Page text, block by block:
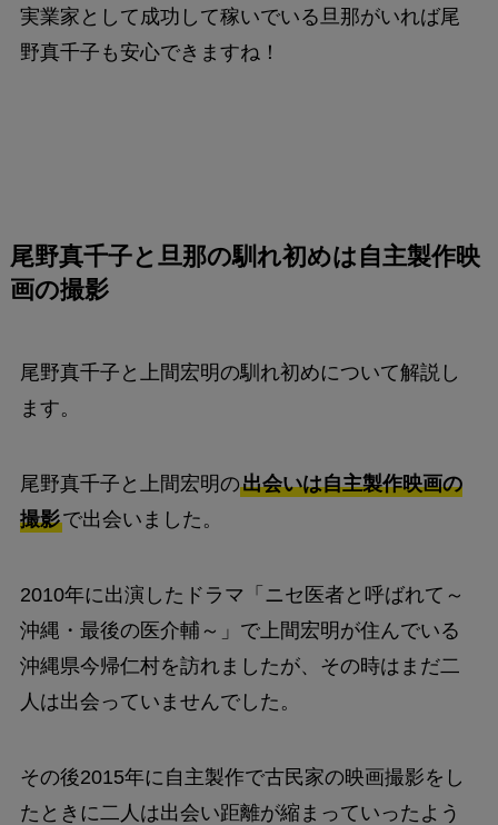
実業家として成功して稼いでいる旦那がいれば尾
野真千子も安心できますね！
尾野真千子と旦那の馴れ初めは自主製作映
画の撮影
尾野真千子と上間宏明の馴れ初めについて解説し
ます。
尾野真千子と上間宏明の出会いは自主製作映画の
撮影で出会いました。
2010年に出演したドラマ「ニセ医者と呼ばれて～
沖縄・最後の医介輔～」で上間宏明が住んでいる
沖縄県今帰仁村を訪れましたが、その時はまだ二
人は出会っていませんでした。
その後2015年に自主製作で古民家の映画撮影をし
たときに二人は出会い距離が縮まっていったよう